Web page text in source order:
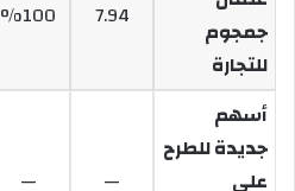
جمجوم
للتجارة
7.94
%100
أسهم
جديدة للطرح
على
—
—